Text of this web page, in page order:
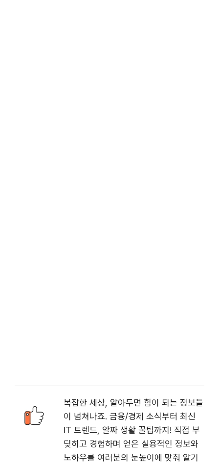
복잡한 세상, 알아두면 힘이 되는 정보들
이 넘쳐나죠. 금융/경제 소식부터 최신
IT 트렌드, 알짜 생활 꿀팁까지! 직접 부
딪히고 경험하며 얻은 실용적인 정보와
노하우를 여러분의 눈높이에 맞춰 알기